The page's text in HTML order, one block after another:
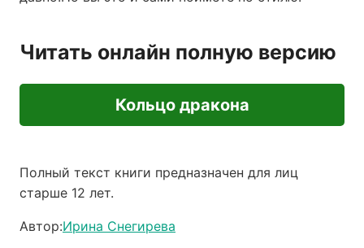
Читать онлайн полную версию
Кольцо дракона
Полный текст книги предназначен для лиц
старше 12 лет.
Автор:Ирина Снегирева